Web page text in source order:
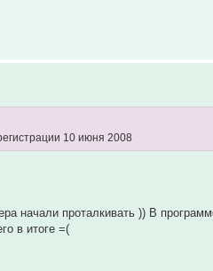
10 июня 2008
начали проталкивать )) В
в итоге =(